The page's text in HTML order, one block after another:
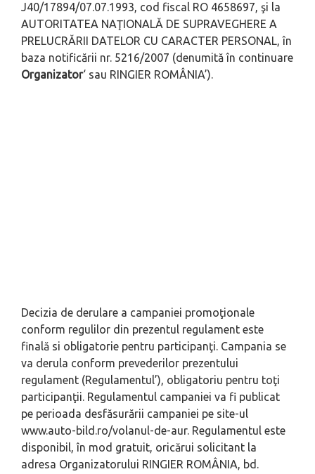
J40/17894/07.07.1993, cod fiscal RO 4658697, şi la
AUTORITATEA NAŢIONALĂ DE SUPRAVEGHERE A
PRELUCRĂRII DATELOR CU CARACTER PERSONAL, în
baza notificării nr. 5216/2007 (denumită în continuare
Organizator‘ sau RINGIER ROMÂNIA’).
Decizia de derulare a campaniei promoţionale
conform regulilor din prezentul regulament este
finală si obligatorie pentru participanţi. Campania se
va derula conform prevederilor prezentului
regulament (Regulamentul’), obligatoriu pentru toţi
participanţii. Regulamentul campaniei va fi publicat
pe perioada desfăsurării campaniei pe site-ul
www.auto-bild.ro/volanul-de-aur. Regulamentul este
disponibil, în mod gratuit, oricărui solicitant la
adresa Organizatorului RINGIER ROMÂNIA, bd.